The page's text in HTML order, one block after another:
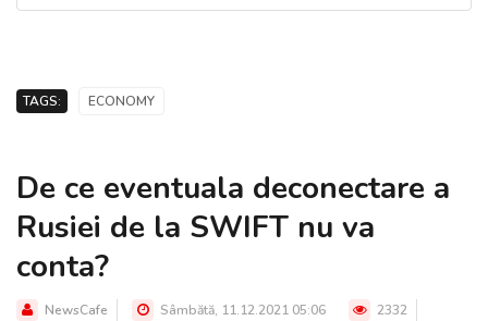
TAGS: ECONOMY
De ce eventuala deconectare a
Rusiei de la SWIFT nu va
conta?
NewsCafe Sâmbătă, 11.12.2021 05:06 2332